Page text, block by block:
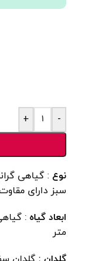
-
+
نوع : گیاهی
سبز دارای
ابعاد گیاه
متر